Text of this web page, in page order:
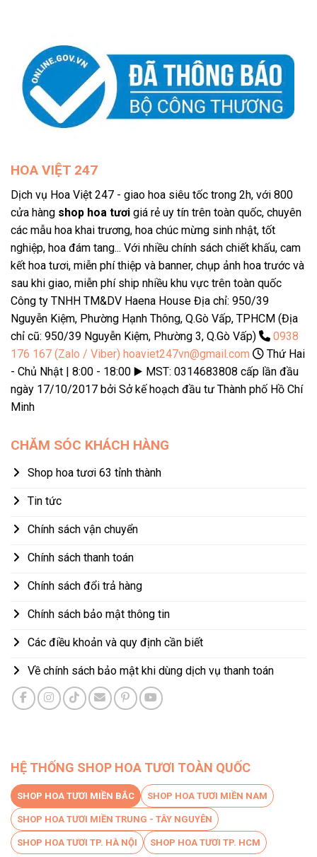
HOA VIỆT 247
Dịch vụ Hoa Việt 247 - giao hoa siêu tốc trong 2h, với 800
cửa hàng shop hoa tươi giá rẻ uy tín trên toàn quốc, chuyên
các mẫu hoa khai trương, hoa chúc mừng sinh nhật, tốt
nghiệp, hoa đám tang... Với nhiều chính sách chiết khấu, cam
kết hoa tươi, miễn phí thiệp và banner, chụp ảnh hoa trước và
sau khi giao, miễn phí ship nhiều khu vực trên toàn quốc
Công ty TNHH TM&DV Haena House Địa chỉ: 950/39
Nguyễn Kiệm, Phường Hạnh Thông, Q.Gò Vấp, TPHCM (Địa
chỉ cũ: 950/39 Nguyễn Kiệm, Phường 3, Q.Gò Vấp)
0938
176 167 (Zalo / Viber) hoaviet247vn@gmail.com
Thứ Hai
- Chủ Nhật | 8:00 - 18:00 ▶️ MST: 0314683808 cấp lần đầu
ngày 17/10/2017 bởi Sở kế hoạch đầu tư Thành phố Hồ Chí
Minh
CHĂM SÓC KHÁCH HÀNG
Shop hoa tươi 63 tỉnh thành
Tin tức
Chính sách vận chuyển
Chính sách thanh toán
Chính sách đổi trả hàng
Chính sách bảo mật thông tin
Các điều khoản và quy định cần biết
Về chính sách bảo mật khi dùng dịch vụ thanh toán
HỆ THỐNG SHOP HOA TƯƠI TOÀN QUỐC
SHOP HOA TƯƠI MIỀN BẮC SHOP HOA TƯƠI MIỀN NAM
SHOP HOA TƯƠI MIỀN TRUNG - TÂY NGUYÊN
SHOP HOA TƯƠI TP. HÀ NỘI SHOP HOA TƯƠI TP. HCM